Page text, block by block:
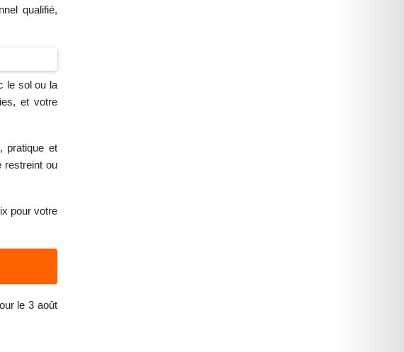
qualifié,
le sol ou la
et votre
pratique et
restreint ou
pour votre
le 3 août